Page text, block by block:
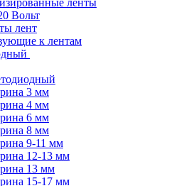
ленты
Вольт
лент
к лентам
3 мм
4 мм
6 мм
8 мм
9-11 мм
12-13 мм
13 мм
15-17 мм